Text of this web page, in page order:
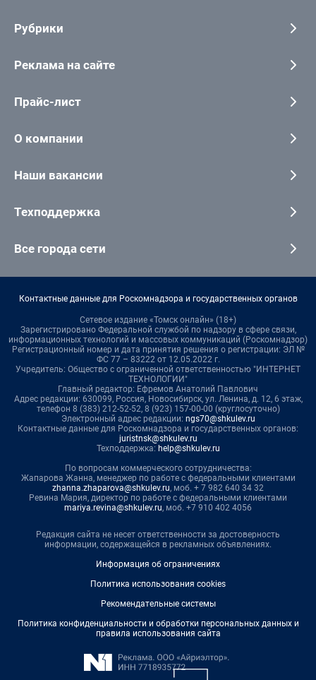
Рубрики
Реклама на сайте
Прайс-лист
О компании
Наши вакансии
Техподдержка
Все города сети
Контактные данные для Роскомнадзора и государственных органов
Сетевое издание «Томск онлайн» (18+)
Зарегистрировано Федеральной службой по надзору в сфере связи,
информационных технологий и массовых коммуникаций (Роскомнадзор)
Регистрационный номер и дата принятия решения о регистрации: ЭЛ №
ФС 77 – 83222 от 12.05.2022 г.
Учредитель: Общество с ограниченной ответственностью "ИНТЕРНЕТ
ТЕХНОЛОГИИ"
Главный редактор: Ефремов Анатолий Павлович
Адрес редакции: 630099, Россия, Новосибирск, ул. Ленина, д. 12, 6 этаж,
телефон 8 (383) 212-52-52, 8 (923) 157-00-00 (круглосуточно)
Электронный адрес редакции: ngs70@shkulev.ru
Контактные данные для Роскомнадзора и государственных органов:
juristnsk@shkulev.ru
Техподдержка: help@shkulev.ru
По вопросам коммерческого сотрудничества:
Жапарова Жанна, менеджер по работе с федеральными клиентами
zhanna.zhaparova@shkulev.ru, моб. + 7 982 640 34 32
Ревина Мария, директор по работе с федеральными клиентами
mariya.revina@shkulev.ru, моб. +7 910 402 4056
Редакция сайта не несет ответственности за достоверность
информации, содержащейся в рекламных объявлениях.
Информация об ограничениях
Политика использования cookies
Рекомендательные системы
Политика конфиденциальности и обработки персональных данных и
правила использования сайта